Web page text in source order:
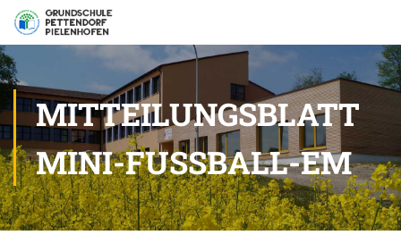
MITTEILUNGSBLATT
MINI-FUSSBALL-EM